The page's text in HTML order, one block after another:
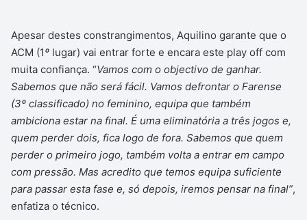
Apesar destes constrangimentos, Aquilino garante que o
ACM (1º lugar) vai entrar forte e encara este play off com
muita confiança. “Vamos com o objectivo de ganhar.
Sabemos que não será fácil. Vamos defrontar o Farense
(3º classificado) no feminino, equipa que também
ambiciona estar na final. É uma eliminatória a três jogos e,
quem perder dois, fica logo de fora. Sabemos que quem
perder o primeiro jogo, também volta a entrar em campo
com pressão. Mas acredito que temos equipa suficiente
para passar esta fase e, só depois, iremos pensar na final”,
enfatiza o técnico.